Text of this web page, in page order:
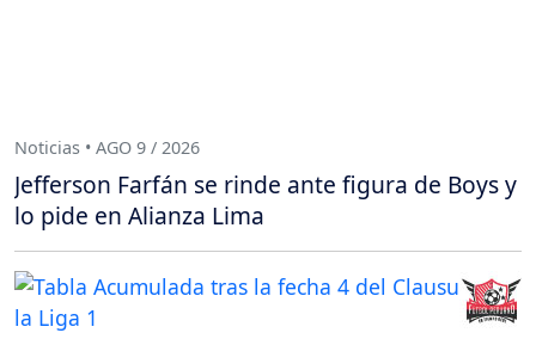
Noticias • AGO 9 / 2026
Jefferson Farfán se rinde ante figura de Boys y
lo pide en Alianza Lima